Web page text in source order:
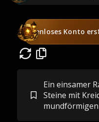
Kostenloses Konto
Ein einsamer
Steine ​​mit